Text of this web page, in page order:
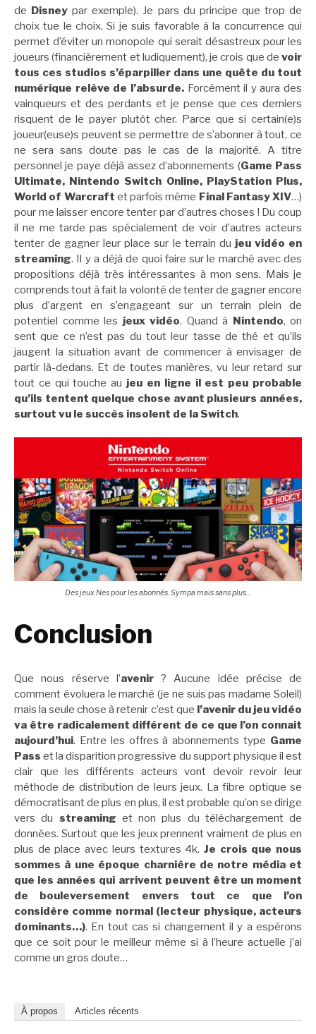
de Disney par exemple). Je pars du principe que trop de
choix tue le choix. Si je suis favorable à la concurrence qui
permet d’éviter un monopole qui serait désastreux pour les
joueurs (financièrement et ludiquement), je crois que de voir
tous ces studios s’éparpiller dans une quête du tout
numérique relève de l’absurde. Forcément il y aura des
vainqueurs et des perdants et je pense que ces derniers
risquent de le payer plutôt cher. Parce que si certain(e)s
joueur(euse)s peuvent se permettre de s’abonner à tout, ce
ne sera sans doute pas le cas de la majorité. A titre
personnel je paye déjà assez d’abonnements (Game Pass
Ultimate, Nintendo Switch Online, PlayStation Plus,
World of Warcraft et parfois même Final Fantasy XIV…)
pour me laisser encore tenter par d’autres choses ! Du coup
il ne me tarde pas spécialement de voir d’autres acteurs
tenter de gagner leur place sur le terrain du jeu vidéo en
streaming. Il y a déjà de quoi faire sur le marché avec des
propositions déjà très intéressantes à mon sens. Mais je
comprends tout à fait la volonté de tenter de gagner encore
plus d’argent en s’engageant sur un terrain plein de
potentiel comme les jeux vidéo. Quand à Nintendo, on
sent que ce n’est pas du tout leur tasse de thé et qu’ils
jaugent la situation avant de commencer à envisager de
partir là-dedans. Et de toutes manières, vu leur retard sur
tout ce qui touche aujeu en ligne il est peu probable
qu’ils tentent quelque chose avant plusieurs années,
surtout vu le succès insolent de la Switch.
Des jeux Nes pour les abonnés. Sympa mais sans plus…
Conclusion
Que nous réserve l’avenir ? Aucune idée précise de
comment évoluera le marché (je ne suis pas madame Soleil)
mais la seule chose à retenir c’est que l’avenir du jeu vidéo
va être radicalement différent de ce que l’on connait
aujourd’hui. Entre les offres à abonnements type Game
Pass et la disparition progressive du support physique il est
clair que les différents acteurs vont devoir revoir leur
méthode de distribution de leurs jeux. La fibre optique se
démocratisant de plus en plus, il est probable qu’on se dirige
vers du streaming et non plus du téléchargement de
données. Surtout que les jeux prennent vraiment de plus en
plus de place avec leurs textures 4k. Je crois que nous
sommes à une époque charnière de notre média et
que les années qui arrivent peuvent être un moment
de bouleversement envers tout ce que l’on
considère comme normal (lecteur physique, acteurs
dominants…). En tout cas si changement il y a espérons
que ce soit pour le meilleur même si à l’heure actuelle j’ai
comme un gros doute…
À propos Articles récents